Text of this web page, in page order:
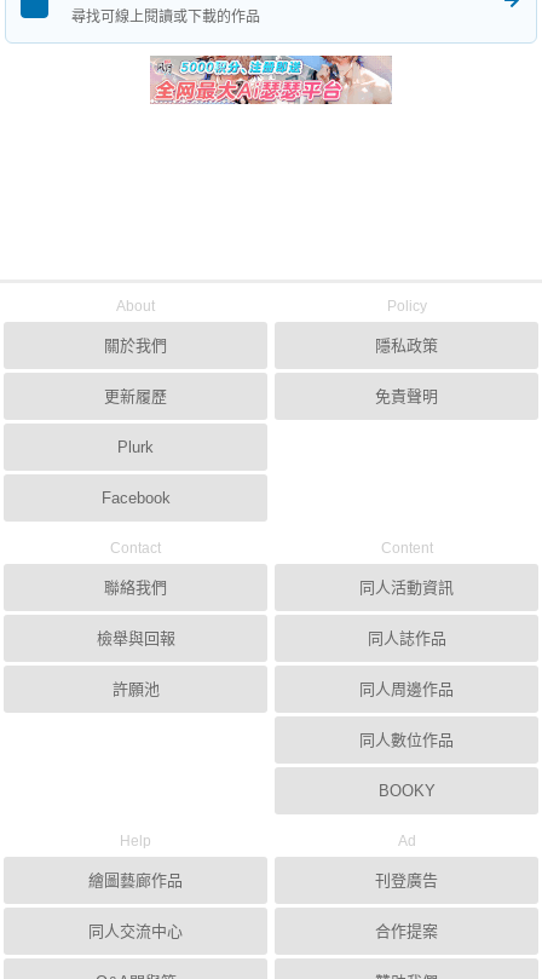
尋找可線上閱讀或下載的作品
About
關於我們
更新履歷
Plurk
Facebook
Policy
隱私政策
免責聲明
Contact
聯絡我們
檢舉與回報
許願池
Content
同人活動資訊
同人誌作品
同人周邊作品
同人數位作品
BOOKY
Help
繪圖藝廊作品
同人交流中心
Ad
刊登廣告
合作提案